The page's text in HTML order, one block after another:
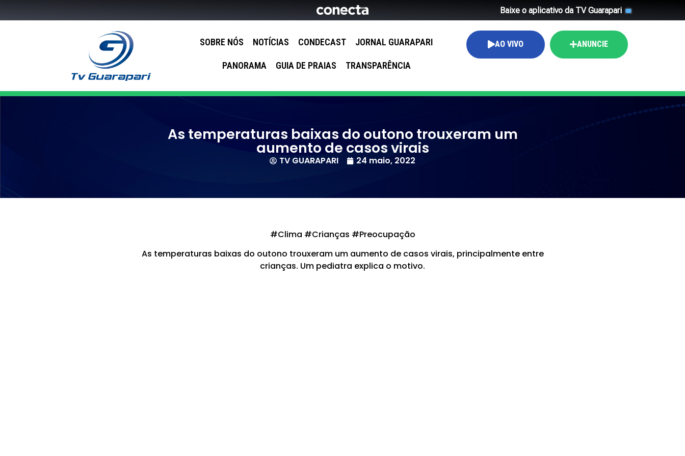
Baixe o aplicativo da TV Guarapari
SOBRE NÓS NOTÍCIAS CONDECAST JORNAL GUARAPARI
PANORAMA GUIA DE PRAIAS TRANSPARÊNCIA
AO VIVO ANUNCIE
As temperaturas baixas do outono trouxeram um
aumento de casos virais
TV GUARAPARI 24 maio, 2022
#Clima #Crianças #Preocupação
As temperaturas baixas do outono trouxeram um aumento de casos virais, principalmente entre
crianças. Um pediatra explica o motivo.